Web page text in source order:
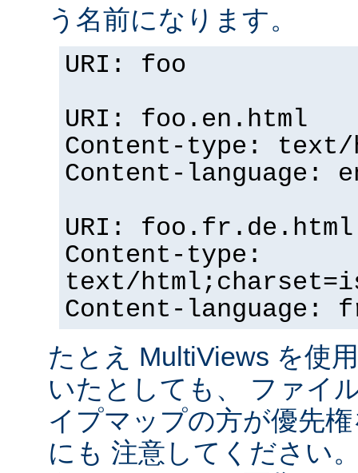
う名前になります。
URI: foo
URI: foo.en.html
Content-type: text/
Content-language:
URI: foo.fr.de.html
Content-type:
text/
Content-language:
たとえ MultiViews を使
いたとしても、 ファイ
イプマップの方が優先
にも 注意してください